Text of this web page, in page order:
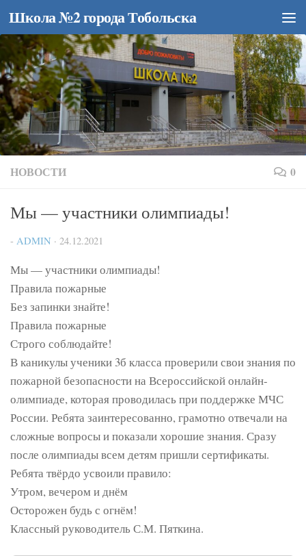
Перейти к содержимому
Школа №2 города Тобольска
НОВОСТИ 0
Мы — участники олимпиады!
- ADMIN · 24.12.2021
Мы — участники олимпиады!
Правила пожарные
Без запинки знайте!
Правила пожарные
Строго соблюдайте!
В каникулы ученики 3б класса проверили свои знания по
пожарной безопасности на Всероссийской онлайн-
олимпиаде, которая проводилась при поддержке МЧС
России. Ребята заинтересованно, грамотно отвечали на
сложные вопросы и показали хорошие знания. Сразу
после олимпиады всем детям пришли сертификаты.
Ребята твёрдо усвоили правило:
Утром, вечером и днём
Осторожен будь с огнём!
Классный руководитель С.М. Пяткина.